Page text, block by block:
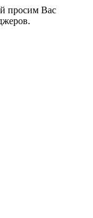
просим Вас